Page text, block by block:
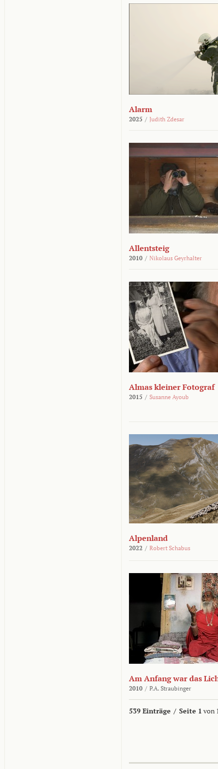
Alarm
2025 / Judith Zdesar
Allentsteig
2010 / Nikolaus Geyrhalter
Almas kleiner Fotograf
2015 / Susanne Ayoub
Alpenland
2022 / Robert Schabus
Am Anfang war das
2010 / P.A. Straubinger
539 Einträge / Seite 1 von